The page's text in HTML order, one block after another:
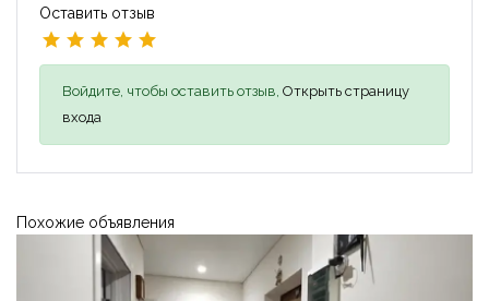
Оставить отзыв
Войдите, чтобы оставить отзыв, Открыть страницу
входа
Похожие объявления